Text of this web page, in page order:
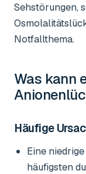
Sehstörungen,
Notfallthema.
Was kann
Häufige
Eine
häufigsten